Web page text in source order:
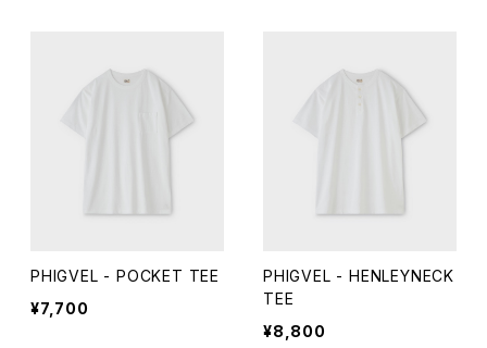
PHIGVEL - POCKET TEE
¥7,700
PHIGVEL - HENLEYNECK
TEE
¥8,800